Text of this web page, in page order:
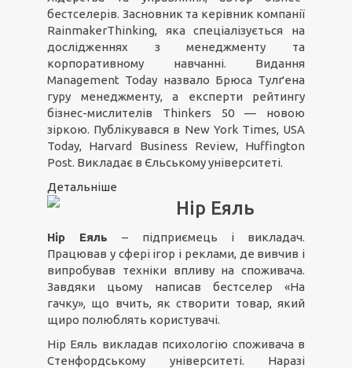
бестселерів. Засновник та керівник компанії
RainmakerThinking, яка спеціалізується на
дослідженнях з менеджменту та
корпоративному навчанні. Видання
Management Today назвало Брюса Тулґена
гуру менеджменту, а експерти рейтингу
бізнес-мислителів Thinkers 50 — новою
зіркою. Публікувався в New York Times, USA
Today, Harvard Business Review, Huffington
Post. Викладає в Єльському університеті.
Детальніше
Нір Еяль
Нір Еяль– підприємець і викладач.
Працював у сфері ігор і реклами, де вивчив і
випробував техніки впливу на споживача.
Завдяки цьому написав бестселер «На
гачку», що вчить, як створити товар, який
щиро полюблять користувачі.
Нір Еяль викладав психологію споживача в
Стенфордському університеті. Наразі